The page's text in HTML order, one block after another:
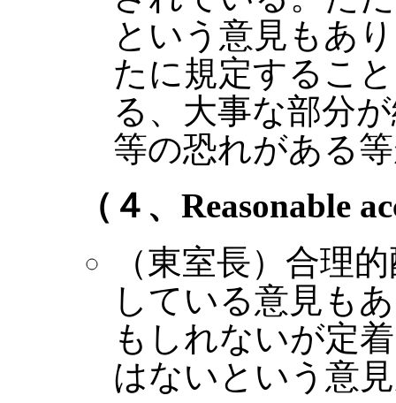
という意見もあ
たに規定するこ
る、大事な部分
等の恐れがある
（４、Reasonable
（東室長）合理
している意見も
もしれないが定
はないという意